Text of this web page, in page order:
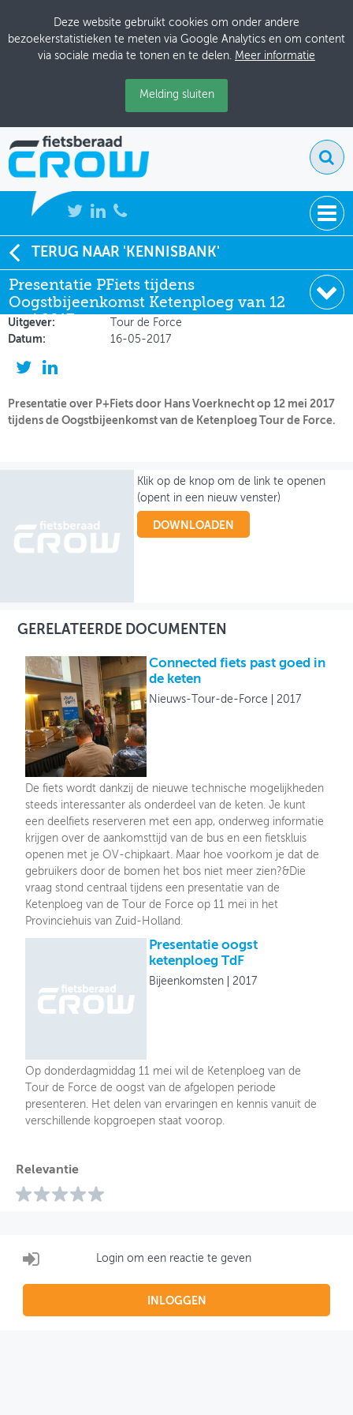
Deze website gebruikt cookies om onder andere
bezoekerstatistieken te meten via Google Analytics en om content
via sociale media te tonen en te delen. Meer informatie
Melding sluiten
NIEUWS
BIJEENKOMSTEN
KENNISBANK
THEMASITES
TERUG NAAR 'KENNISBANK'
Presentatie PFiets tijdens
Oogstbijeenkomst Ketenploeg van 12
mei 2017
Soort:
Presentatie
Auteur:
Hans Voerknecht (CROW-
Fietsberaad)
Uitgever:
Tour de Force
Datum:
16-05-2017
Presentatie over P+Fiets door Hans Voerknecht op 12 mei 2017
tijdens de Oogstbijeenkomst van de Ketenploeg Tour de Force.
Klik op de knop om de link te openen
(opent in een nieuw venster)
DOWNLOADEN
GERELATEERDE DOCUMENTEN
Connected fiets past goed in
de keten
Nieuws-Tour-de-Force 2017
De fiets wordt dankzij de nieuwe technische mogelijkheden
steeds interessanter als onderdeel van de keten. Je kunt
een deelfiets reserveren met een app, onderweg informatie
krijgen over de aankomsttijd van de bus en een fietskluis
openen met je OV-chipkaart. Maar hoe voorkom je dat de
gebruikers door de bomen het bos niet meer zien?&Die
vraag stond centraal tijdens een presentatie van de
Ketenploeg van de Tour de Force op 11 mei in het
Provinciehuis van Zuid-Holland.
Presentatie oogst
ketenploeg TdF
Bijeenkomsten 2017
Op donderdagmiddag 11 mei wil de Ketenploeg van de
Tour de Force de oogst van de afgelopen periode
presenteren. Het delen van ervaringen en kennis vanuit de
verschillende kopgroepen staat voorop.
Relevantie
Login om een reactie te geven
INLOGGEN